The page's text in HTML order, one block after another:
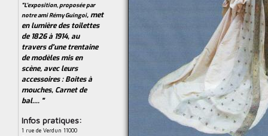
"L’exposition, proposée par
notre ami Rémy Guingoi, met
en lumière des toilettes
de 1826 à 1914, au
travers d'unetrentaine
de modèlesmis en
scène, avec leurs
accessoires : Boites à
mouches, Carnet de
bal.... "
Infos pratiques:
1 rue de Verdun 11000